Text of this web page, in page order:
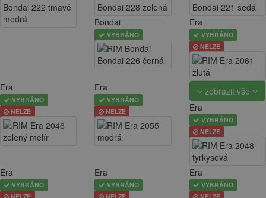
Bondai
VYBRÁNO
Era
VYBRÁNO
NELZE
Era
VYBRÁNO
NELZE
Era
VYBRÁNO
NELZE
zobrazit vše
Era
VYBRÁNO
NELZE
Era
VYBRÁNO
Era
VYBRÁNO
Era
VYBRÁNO